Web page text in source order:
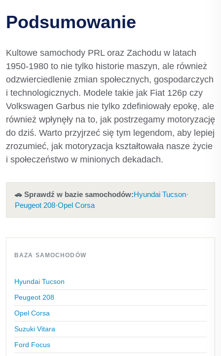
Podsumowanie
Kultowe samochody PRL oraz Zachodu w latach
1950-1980 to nie tylko historie maszyn, ale również
odzwierciedlenie zmian społecznych, gospodarczych
i technologicznych. Modele takie jak Fiat 126p czy
Volkswagen Garbus nie tylko zdefiniowały epokę, ale
również wpłynęły na to, jak postrzegamy motoryzację
do dziś. Warto przyjrzeć się tym legendom, aby lepiej
zrozumieć, jak motoryzacja kształtowała nasze życie
i społeczeństwo w minionych dekadach.
🚗 Sprawdź w bazie samochodów:Hyundai Tucson·
Peugeot 208·Opel Corsa
BAZA SAMOCHODÓW
Hyundai Tucson
Peugeot 208
Opel Corsa
Suzuki Vitara
Ford Focus